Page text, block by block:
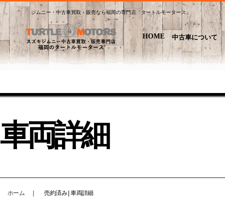
ジムニー・中古車買取・販売なら福岡の専門店「タートルモータース」
HOME 中古車について
車両詳細
ホーム 売約済み | 車両詳細